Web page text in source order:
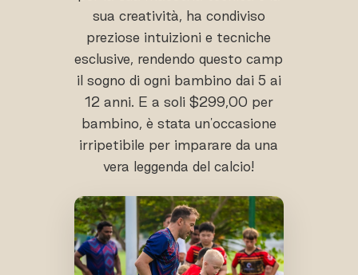
sua creatività, ha condiviso
preziose intuizioni e tecniche
esclusive, rendendo questo camp
il sogno di ogni bambino dai 5 ai
12 anni. E a soli $299,00 per
bambino, è stata un'occasione
irripetibile per imparare da una
vera leggenda del calcio!